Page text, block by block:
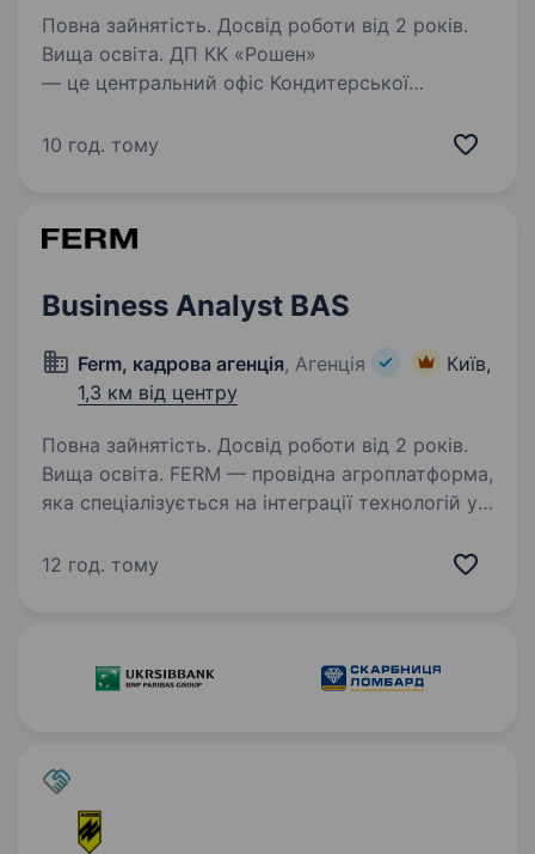
Повна зайнятість. Досвід роботи від 2 років.
Вища освіта. ДП КК «Рошен»
— це центральний офіс Кондитерської
та операційний центр, який забезпечує
10 год. тому
Business Analyst BAS
Ferm, кадрова агенція, Агенція
Київ,
1,3 км від центру
Повна зайнятість. Досвід роботи від 2 років.
Вища освіта. FERM — провідна агроплатформа,
яка спеціалізується на інтеграції технологій у
ефективності та розвитку агробізнесу.
12 год. тому